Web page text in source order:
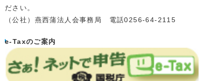
ださい。
（公社）燕西蒲法人会事務局 電話0256-64-2115
e-Taxのご案内